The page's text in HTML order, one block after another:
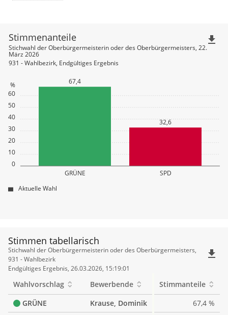
0
10
20
30
40
50
60
%
GRÜNE SPD
67,4
32,6
Stimmenanteile
Stichwahl der Oberbürgermeisterin oder des Oberbürgermeisters, 22.
März 2026
931 - Wahlbezirk, Endgültiges Ergebnis
Aktuelle Wahl
file_download
Stimmen tabellarisch
Stimmen
tabellarisch
Stichwahl der Oberbürgermeisterin oder des Oberbürgermeisters,
931 - Wahlbezirk
Endgültiges Ergebnis, 26.03.2026, 15:19:01
file_download
Wahlvorschlag Bewerbende
Stimmanteile
GRÜNE
Krause, Dominik
67,4 %